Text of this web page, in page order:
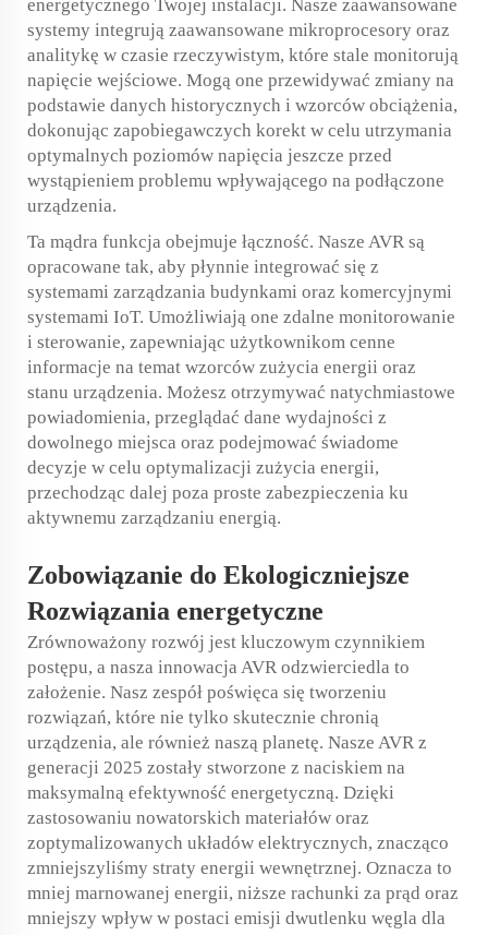
energetycznego Twojej instalacji. Nasze zaawansowane
systemy integrują zaawansowane mikroprocesory oraz
analitykę w czasie rzeczywistym, które stale monitorują
napięcie wejściowe. Mogą one przewidywać zmiany na
podstawie danych historycznych i wzorców obciążenia,
dokonując zapobiegawczych korekt w celu utrzymania
optymalnych poziomów napięcia jeszcze przed
wystąpieniem problemu wpływającego na podłączone
urządzenia.
Ta mądra funkcja obejmuje łączność. Nasze AVR są
opracowane tak, aby płynnie integrować się z
systemami zarządzania budynkami oraz komercyjnymi
systemami IoT. Umożliwiają one zdalne monitorowanie
i sterowanie, zapewniając użytkownikom cenne
informacje na temat wzorców zużycia energii oraz
stanu urządzenia. Możesz otrzymywać natychmiastowe
powiadomienia, przeglądać dane wydajności z
dowolnego miejsca oraz podejmować świadome
decyzje w celu optymalizacji zużycia energii,
przechodząc dalej poza proste zabezpieczenia ku
aktywnemu zarządzaniu energią.
Zobowiązanie do Ekologiczniejsze
Rozwiązania energetyczne
Zrównoważony rozwój jest kluczowym czynnikiem
postępu, a nasza innowacja AVR odzwierciedla to
założenie. Nasz zespół poświęca się tworzeniu
rozwiązań, które nie tylko skutecznie chronią
urządzenia, ale również naszą planetę. Nasze AVR z
generacji 2025 zostały stworzone z naciskiem na
maksymalną efektywność energetyczną. Dzięki
zastosowaniu nowatorskich materiałów oraz
zoptymalizowanych układów elektrycznych, znacząco
zmniejszyliśmy straty energii wewnętrznej. Oznacza to
mniej marnowanej energii, niższe rachunki za prąd oraz
mniejszy wpływ w postaci emisji dwutlenku węgla dla